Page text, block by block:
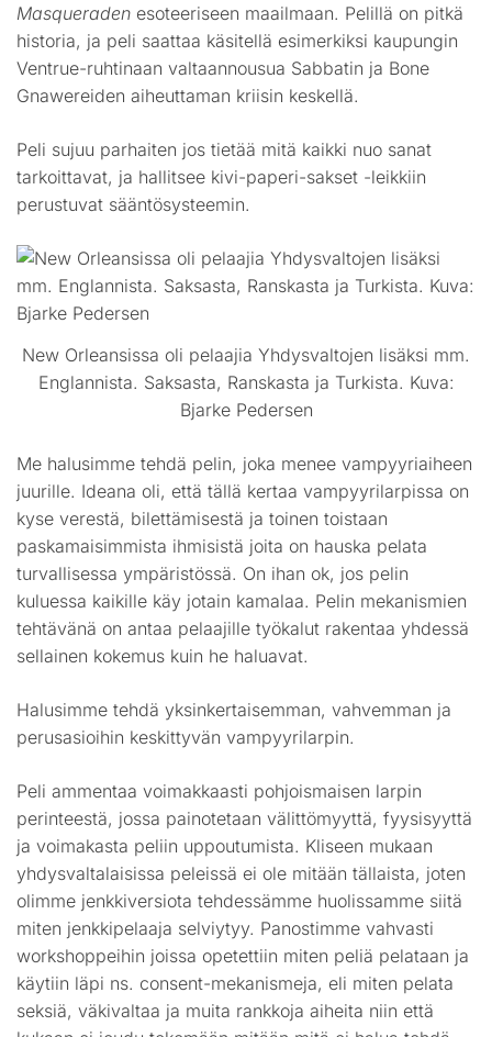
Masqueraden esoteeriseen maailmaan. Pelillä on pitkä
historia, ja peli saattaa käsitellä esimerkiksi kaupungin
Ventrue-ruhtinaan valtaannousua Sabbatin ja Bone
Gnawereiden aiheuttaman kriisin keskellä.
Peli sujuu parhaiten jos tietää mitä kaikki nuo sanat
tarkoittavat, ja hallitsee kivi-paperi-sakset -leikkiin
perustuvat sääntösysteemin.
New Orleansissa oli pelaajia Yhdysvaltojen lisäksi mm.
Englannista. Saksasta, Ranskasta ja Turkista. Kuva:
Bjarke Pedersen
Me halusimme tehdä pelin, joka menee vampyyriaiheen
juurille. Ideana oli, että tällä kertaa vampyyrilarpissa on
kyse verestä, bilettämisestä ja toinen toistaan
paskamaisimmista ihmisistä joita on hauska pelata
turvallisessa ympäristössä. On ihan ok, jos pelin
kuluessa kaikille käy jotain kamalaa. Pelin mekanismien
tehtävänä on antaa pelaajille työkalut rakentaa yhdessä
sellainen kokemus kuin he haluavat.
Halusimme tehdä yksinkertaisemman, vahvemman ja
perusasioihin keskittyvän vampyyrilarpin.
Peli ammentaa voimakkaasti pohjoismaisen larpin
perinteestä, jossa painotetaan välittömyyttä, fyysisyyttä
ja voimakasta peliin uppoutumista. Kliseen mukaan
yhdysvaltalaisissa peleissä ei ole mitään tällaista, joten
olimme jenkkiversiota tehdessämme huolissamme siitä
miten jenkkipelaaja selviytyy. Panostimme vahvasti
workshoppeihin joissa opetettiin miten peliä pelataan ja
käytiin läpi ns. consent-mekanismeja, eli miten pelata
seksiä, väkivaltaa ja muita rankkoja aiheita niin että